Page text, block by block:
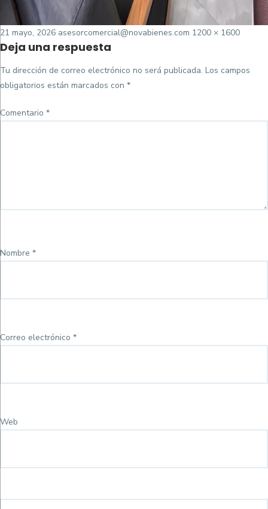
Posted
on
21 mayo, 2026 asesorcomercial@novabienes.com Tamaño
1200 × 1600
Deja una respuesta
Tu dirección de correo electrónico no será publicada. Los campos
obligatorios están marcados con *
Comentario *
Nombre *
Correo electrónico *
Web